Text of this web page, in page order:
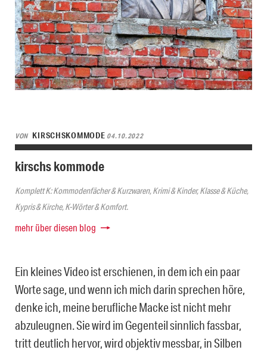
VON KIRSCHSKOMMODE 04.10.2022
kirschs kommode
Komplett K: Kommodenfächer & Kurzwaren, Krimi & Kinder, Klasse & Küche,
Kypris & Kirche, K-Wörter & Komfort.
mehr über diesen blog
Ein kleines Video ist erschienen, in dem ich ein paar
Worte sage, und wenn ich mich darin sprechen höre,
denke ich, meine berufliche Macke ist nicht mehr
abzuleugnen. Sie wird im Gegenteil sinnlich fassbar,
tritt deutlich hervor, wird objektiv messbar, in Silben